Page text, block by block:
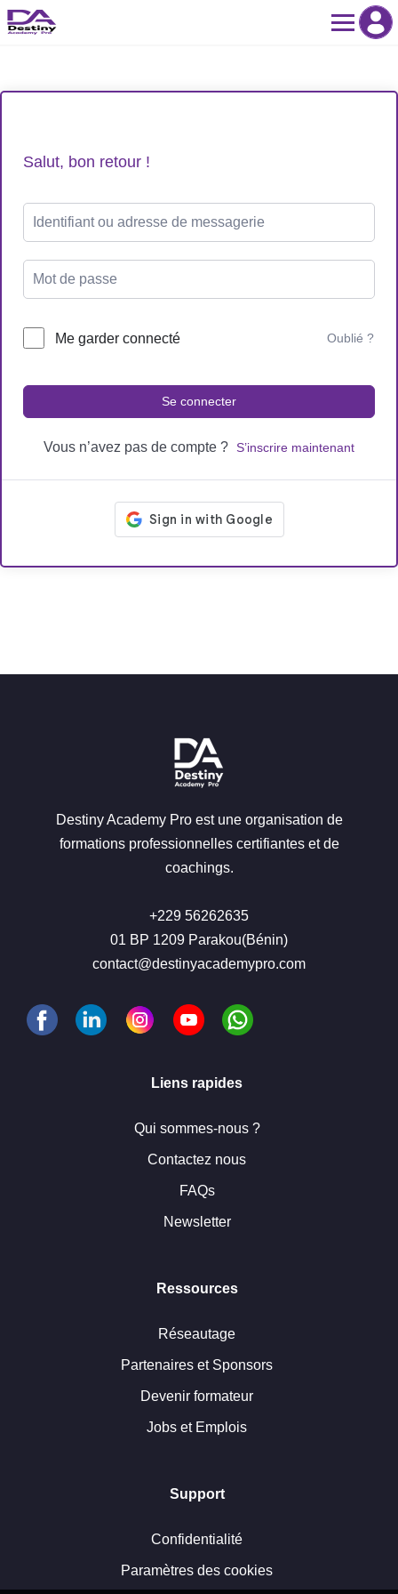
Skip
to
Salut, bon retour !
Me garder connecté Oublié ?
Se connecter
Vous n’avez pas de compte ? S’inscrire maintenant
Destiny Academy Pro est une organisation de
formations professionnelles certifiantes et de
coachings.
+229 56262635
01 BP 1209 Parakou(Bénin)
contact@destinyacademypro.com
Liens rapides
Qui sommes-nous ?
Contactez nous
FAQs
Newsletter
Ressources
Réseautage
Partenaires et Sponsors
Devenir formateur
Jobs et Emplois
Support
Confidentialité
Paramètres des cookies